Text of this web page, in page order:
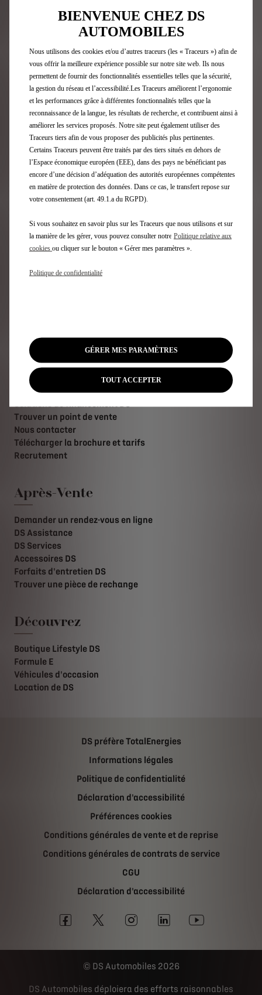
Retour aux actualités
Inscription Newsletter
Gamme DS
Véhicules électriques
Véhicules Hybrides rechargeables
Berlines
Editions Limitées DS
Accès Rapide
Offres pour les professionnels
Demandez un essai
Estimez votre reprise
Recharge et autonomie électrique
Technologies
Solutions de financement DS
Trouver un point de vente
Nous contacter
Télécharger la brochure et tarifs
Recrutement
Après-Vente
Demander un rendez-vous en ligne
DS Assistance
DS Services
Accessoires DS
Forfaits d'entretien DS
Trouver une pièce de rechange
Découvrez
Boutique Lifestyle DS
Formule E
Véhicules d'occasion
Location de DS
DS préfère TotalEnergies
Informations légales
Politique de confidentialité
Déclaration d'accessibilité
Préférences cookies
Conditions générales de vente et de reprise
Conditions générales de contrats de service
CGU
Déclaration d'accessibilité
DS Automobiles 2026
DS Automobiles déploiera des efforts raisonnables
BIENVENUE CHEZ DS
AUTOMOBILES
Nous utilisons des cookies et/ou d’autres traceurs (les « Traceurs ») afin de
vous offrir la meilleure expérience possible sur notre site web. Ils nous
permettent de fournir des fonctionnalités essentielles telles que la sécurité,
la gestion du réseau et l’accessibilité.Les Traceurs améliorent l’ergonomie
et les performances grâce à différentes fonctionnalités telles que la
reconnaissance de la langue, les résultats de recherche, et contribuent ainsi à
améliorer les services proposés. Notre site peut également utiliser des
Traceurs tiers afin de vous proposer des publicités plus pertinentes.
Certains Traceurs peuvent être traités par des tiers situés en dehors de
l’Espace économique européen (EEE), dans des pays ne bénéficiant pas
encore d’une décision d’adéquation des autorités européennes compétentes
en matière de protection des données. Dans ce cas, le transfert repose sur
votre consentement (art. 49.1.a du RGPD).
Si vous souhaitez en savoir plus sur les Traceurs que nous utilisons et sur
la manière de les gérer, vous pouvez consulter notre Politique relative aux
cookies ou cliquer sur le bouton « Gérer mes paramètres ».
Politique de confidentialité
GÉRER MES PARAMÈTRES
TOUT ACCEPTER